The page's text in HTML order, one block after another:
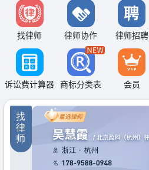
找律师 律师协作 律师招聘
诉讼费计算器 商标分类表 会员
找
律
师